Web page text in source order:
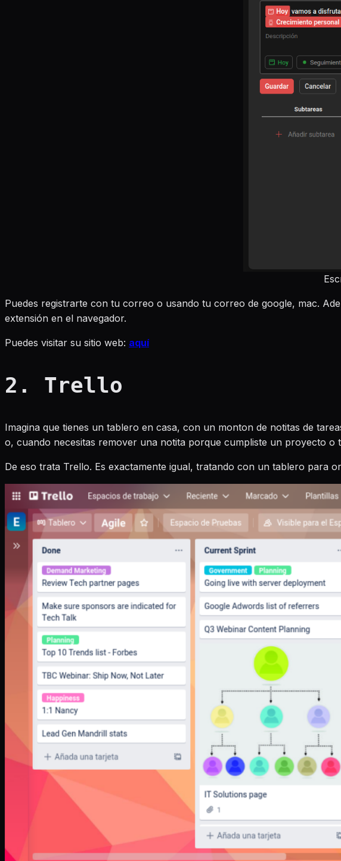
Puedes registrarte con tu correo o usando tu correo de google, mac.
extensión en el navegador.
Puedes visitar su sitio web: aquí
2. Trello
Imagina que tienes un tablero en casa, con un monton de notitas de
o, cuando necesitas remover una notita porque cumpliste un proyecto o
De eso trata Trello. Es exactamente igual, tratando con un tablero para